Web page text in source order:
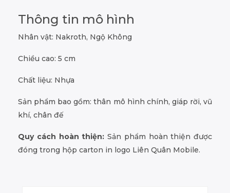
Thông tin mô hình
Nhân vật: Nakroth, Ngộ Không
Chiều cao: 5 cm
Chất liệu: Nhựa
Sản phẩm bao gồm: thân mô hình chính, giáp rời, vũ
khí, chân đế
Quy cách hoàn thiện: Sản phẩm hoàn thiện được
đóng trong hộp carton in logo Liên Quân Mobile.